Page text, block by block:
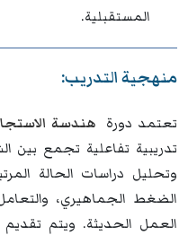
المستقبلية.
منهجية التدريب:
تعتمد دورة هندسة
تدريبية تفاعلية تجمع بين
وتحليل دراسات الحالة
الضغط الجماهيري،
العمل الحديثة. ويتم